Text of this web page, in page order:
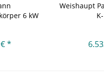
6 kW
*
Weishaupt